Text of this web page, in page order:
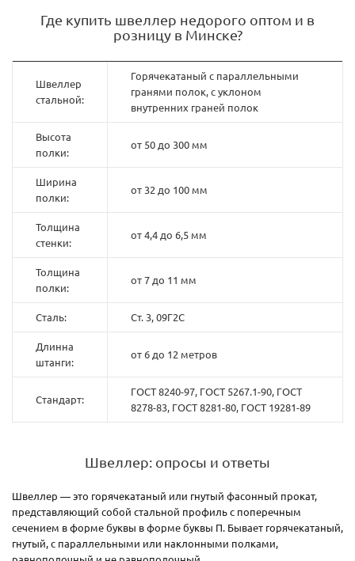
Где купить швеллер недорого оптом и в
розницу в Минске?
Швеллер
стальной:
Горячекатаный с параллельными
гранями полок, с уклоном
внутренних граней полок
Высота
полки:
от 50 до 300 мм
Ширина
полки:
от 32 до 100 мм
Толщина
стенки:
от 4,4 до 6,5 мм
Толщина
полки:
от 7 до 11 мм
Сталь: Ст. 3, 09Г2С
Длинна
штанги:
от 6 до 12 метров
Стандарт:
ГОСТ 8240-97, ГОСТ 5267.1-90, ГОСТ
8278-83, ГОСТ 8281-80, ГОСТ 19281-89
Швеллер: опросы и ответы
Швеллер — это горячекатаный или гнутый фасонный прокат,
представляющий собой стальной профиль с поперечным
сечением в форме буквы в форме буквы П. Бывает горячекатаный,
гнутый, с параллельными или наклонными полками,